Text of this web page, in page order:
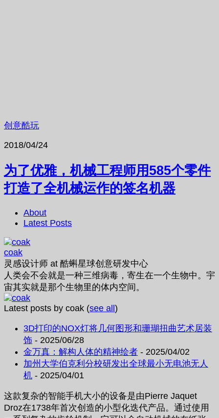
创意酷玩
2018/04/24
为了优雅，机械工程师用585个零件
打造了全机械运作的签名机器
About
Latest Posts
coak
灵感设计师 at 酷蝌星球创意研发中心
人类会不会就是一种三维病毒，寄生在一个生物中。宇
宙其实就是那个生物里的体内空间。
Latest posts by coak (see all )
3D打印的NOX灯将几何图形和珊瑚扭曲艺术居装
饰 - 2025/06/28
金万真：解构人体的精神绘者 - 2025/04/02
加州大学伯克利分校研发出全球最小无电池无人
机 - 2025/04/01
这款复杂的智能手机大小的设备是由Pierre Jaquet
Droz在1738年首次创造的小型化迭代产品。通过使用